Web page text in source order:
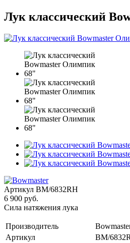
Лук классический
Артикул BM/6832RH
6 900 руб.
Сила натяжения лука
Производитель
Артикул
BM/